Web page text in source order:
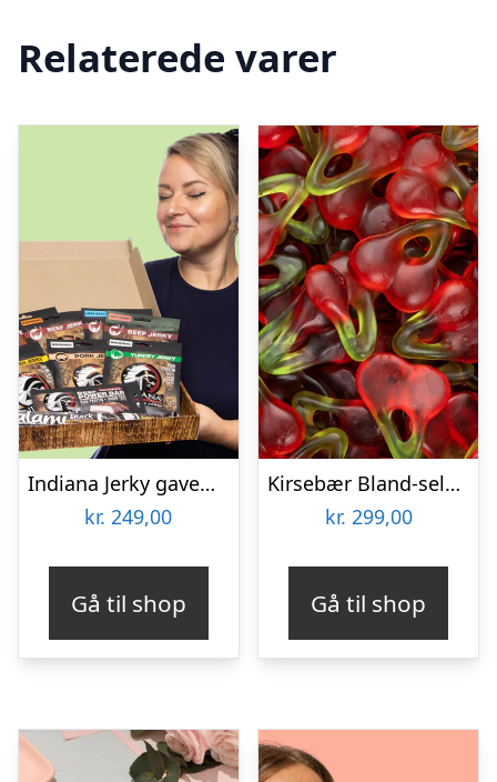
Relaterede varer
Indiana Jerky gaveæske
kr. 249,00
Gå til shop
Kirsebær Bland-selv slik i kasser 2,4 kg
kr. 299,00
Gå til shop